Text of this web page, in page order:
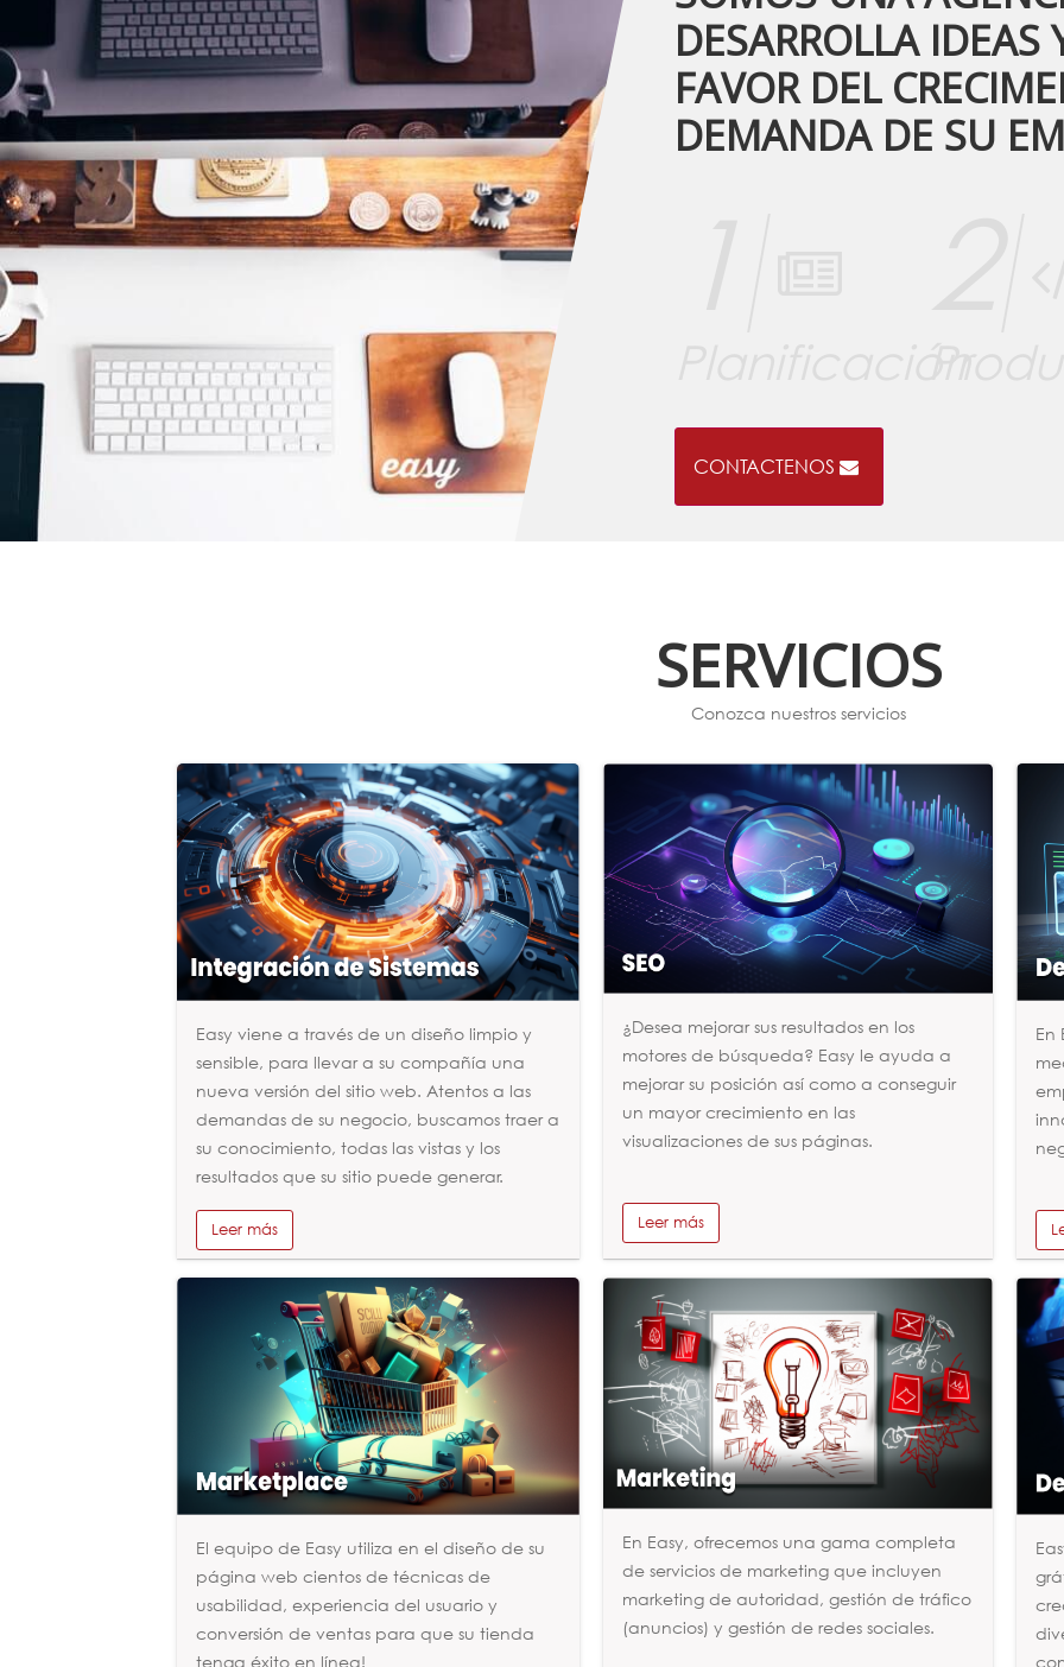
DESARROLLA IDEAS
FAVOR DEL
DEMANDA DE SU
CONTACTENOS
SERVICIOS
Conozca nuestros servicios
Easy viene a través de un diseño limpio y
sensible, para llevar a su compañía una
nueva versión del sitio web. Atentos a las
demandas de su negocio, buscamos traer a
su conocimiento, todas las vistas y los
resultados que su sitio puede generar.
Leer más
¿Desea mejorar sus resultados en los
motores de búsqueda? Easy le ayuda a
mejorar su posición así como a conseguir
un mayor crecimiento en las
visualizaciones de sus páginas.
Leer más
En
El equipo de Easy utiliza en el diseño de su
página web cientos de técnicas de
usabilidad, experiencia del usuario y
conversión de ventas para que su tienda
tenga éxito en línea!
En Easy, ofrecemos una gama completa
de servicios de marketing que incluyen
marketing de autoridad, gestión de tráfico
(anuncios) y gestión de redes sociales.